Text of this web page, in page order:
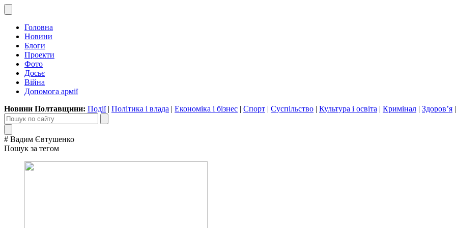
Головна
Новини
Блоги
Проекти
Фото
Досьє
Війна
Допомога армії
Новини Полтавщини: Події| Політика і влада | Економіка і бізнес | Спорт | Суспільство | Культура і освіта | Кримінал | Здоров’я |
# Вадим Євтушенко
Пошук за тегом